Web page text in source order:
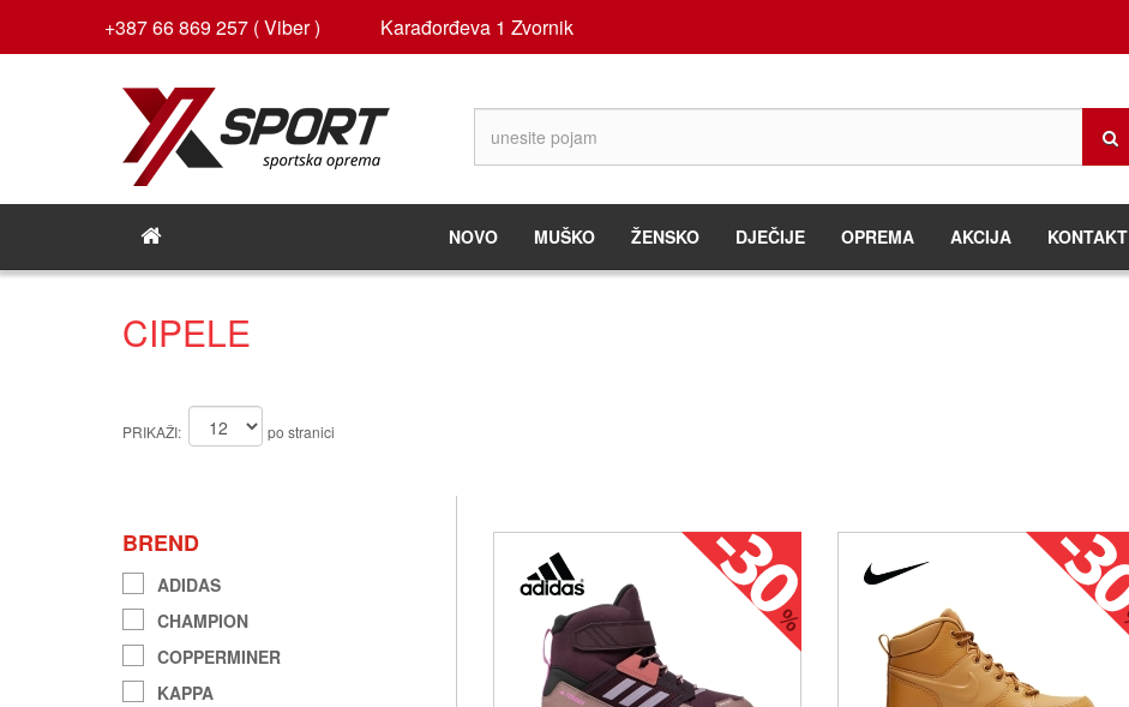
+387 66 869 257 ( Viber ) Karađorđeva 1 Zvornik
NOVO MUŠKO ŽENSKO DJEČIJE OPREMA AKCIJA KONTAKT
CIPELE
PRIKAŽI: po stranici
BREND
ADIDAS
CHAMPION
COPPERMINER
KAPPA